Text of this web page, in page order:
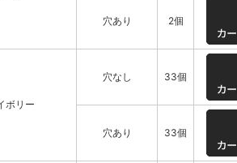
穴あり 2個
ボリー
穴なし 33個
穴あり 33個